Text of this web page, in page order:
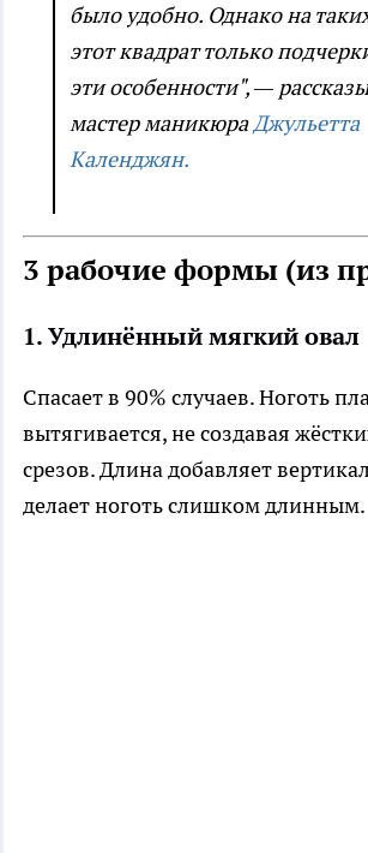
было удобно. Однако на
этот квадрат только
эти особенности", —
мастер маникюраДжульетта
Календжян.
3 рабочие формы (из
1. Удлинённый мягкий овал
Спасает в 90% случаев. Ноготь
вытягивается, не создавая
срезов. Длина добавляет
делает ноготь слишком длинным.